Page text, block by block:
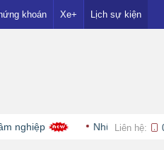
khoán Xe+ Lịch sự kiện
Những đại học đầu tiên
Liên hệ: